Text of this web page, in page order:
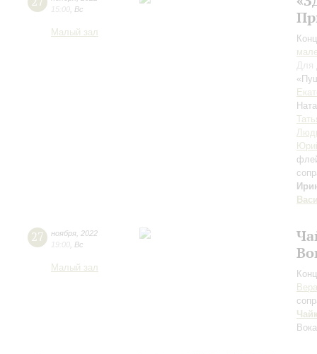
15:00 Вс
Малый зал
Для
27 ноября 2022
19:00 Вс
Малый зал